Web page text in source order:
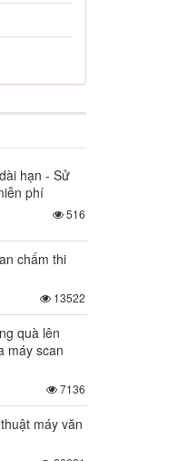
hạn - Sử
phí
516
chấm thi
13522
quà lên
máy scan
7136
máy văn